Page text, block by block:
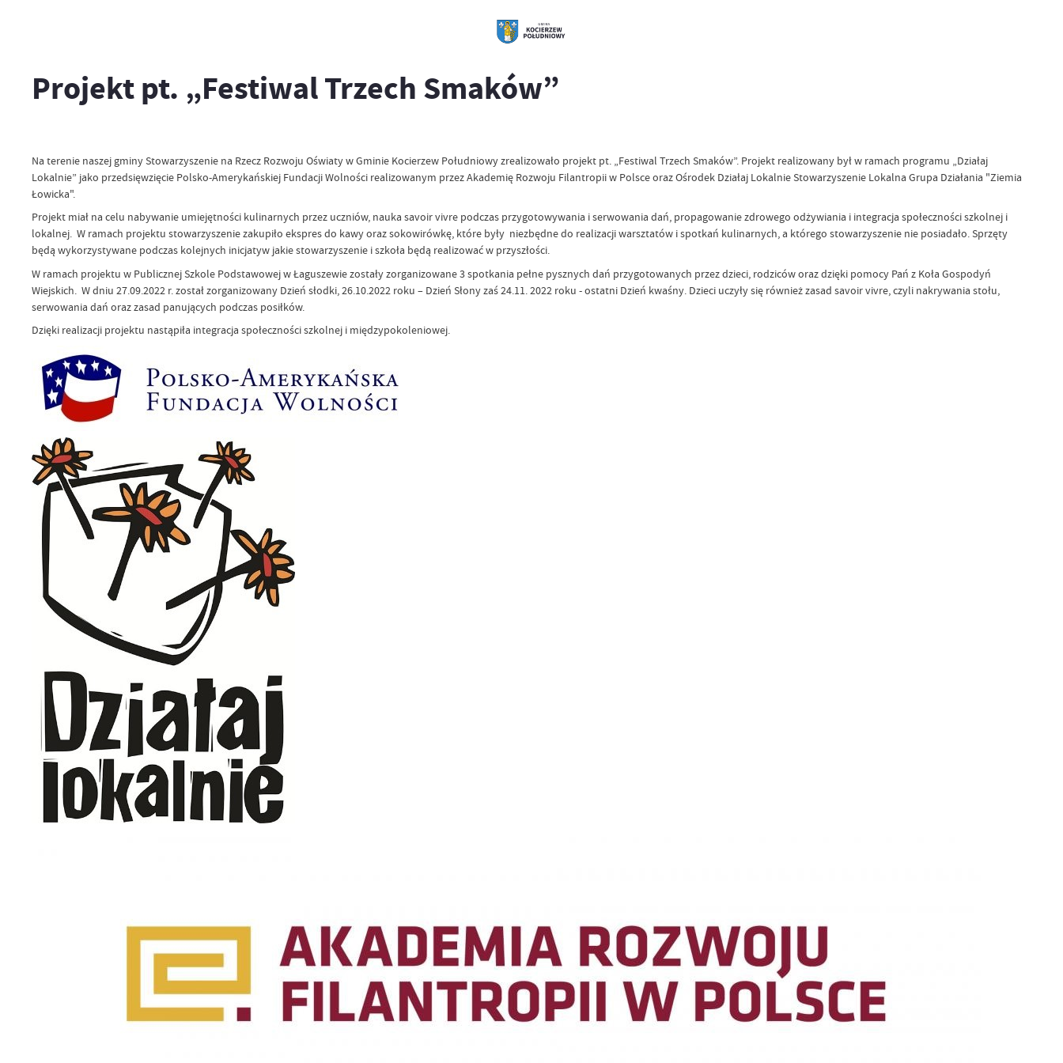
Projekt pt. „Festiwal Trzech Smaków”
Na terenie naszej gminy Stowarzyszenie na Rzecz Rozwoju Oświaty w Gminie Kocierzew Południowy zrealizowało projekt pt. „Festiwal Trzech Smaków”. Projekt realizowany był w ramach programu „Działaj
Lokalnie” jako przedsięwzięcie Polsko-Amerykańskiej Fundacji Wolności realizowanym przez Akademię Rozwoju Filantropii w Polsce oraz Ośrodek Działaj Lokalnie Stowarzyszenie Lokalna Grupa Działania "Ziemia
Łowicka".
Projekt miał na celu nabywanie umiejętności kulinarnych przez uczniów, nauka savoir vivre podczas przygotowywania i serwowania dań, propagowanie zdrowego odżywiania i integracja społeczności szkolnej i
lokalnej. W ramach projektu stowarzyszenie zakupiło ekspres do kawy oraz sokowirówkę, które były niezbędne do realizacji warsztatów i spotkań kulinarnych, a którego stowarzyszenie nie posiadało. Sprzęty
będą wykorzystywane podczas kolejnych inicjatyw jakie stowarzyszenie i szkoła będą realizować w przyszłości.
W ramach projektu w Publicznej Szkole Podstawowej w Łaguszewie zostały zorganizowane 3 spotkania pełne pysznych dań przygotowanych przez dzieci, rodziców oraz dzięki pomocy Pań z Koła Gospodyń
Wiejskich. W dniu 27.09.2022 r. został zorganizowany Dzień słodki, 26.10.2022 roku – Dzień Słony zaś 24.11. 2022 roku - ostatni Dzień kwaśny. Dzieci uczyły się również zasad savoir vivre, czyli nakrywania stołu,
serwowania dań oraz zasad panujących podczas posiłków.
Dzięki realizacji projektu nastąpiła integracja społeczności szkolnej i międzypokoleniowej.